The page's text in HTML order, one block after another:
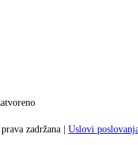
zadržana | Uslovi
Marex virtuelni asistent. Kako